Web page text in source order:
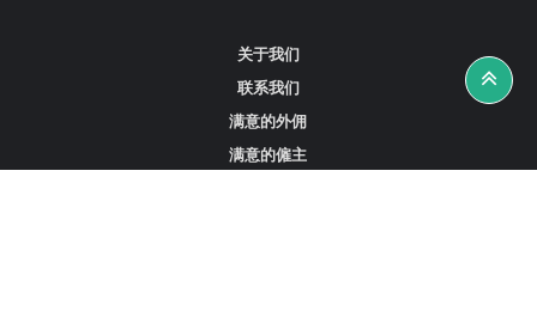
关于我们
联系我们
满意的外佣
满意的僱主